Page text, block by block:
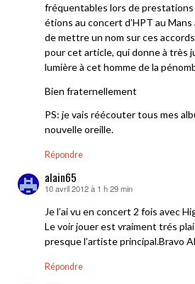
fréquentables lors de
étions au concert d’HPT au
de mettre un nom sur ces
pour cet article, qui donne à très
lumière à cet homme de la
Bien fraternellement
PS: je vais réécouter tous mes
nouvelle oreille.
Répondre
alain65
dit :
10 avril 2012 à 1 h 29 min
Je l’ai vu en concert 2 fois avec
Le voir jouer est vraiment trés
presque l’artiste principal.Bravo
Répondre